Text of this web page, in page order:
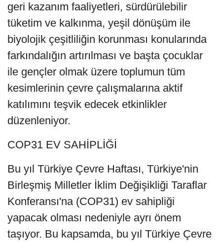
geri kazanım faaliyetleri, sürdürülebilir
tüketim ve kalkınma, yeşil dönüşüm ile
biyolojik çeşitliliğin korunması konularında
farkındalığın artırılması ve başta çocuklar
ile gençler olmak üzere toplumun tüm
kesimlerinin çevre çalışmalarına aktif
katılımını teşvik edecek etkinlikler
düzenleniyor.
COP31 EV SAHİPLİĞİ
Bu yıl Türkiye Çevre Haftası, Türkiye'nin
Birleşmiş Milletler İklim Değişikliği Taraflar
Konferansı'na (COP31) ev sahipliği
yapacak olması nedeniyle ayrı önem
taşıyor. Bu kapsamda, bu yıl Türkiye Çevre